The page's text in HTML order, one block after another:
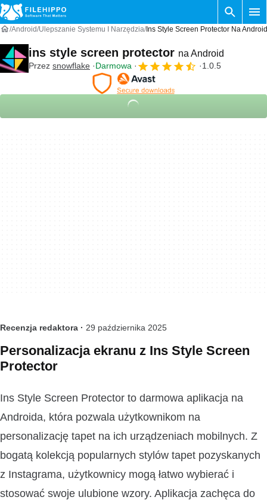
Android Ulepszanie Systemu I Narzędzia Ins Style Screen Protector Na Android
ins style screen protector na Android
Przez snowflake Darmowa 1.0.5
Recenzja redaktora · 29 października 2025
Personalizacja ekranu z Ins Style Screen
Protector
Ins Style Screen Protector to darmowa aplikacja na
Androida, która pozwala użytkownikom na
personalizację tapet na ich urządzeniach mobilnych. Z
bogatą kolekcją popularnych stylów tapet pozyskanych
z Instagrama, użytkownicy mogą łatwo wybierać i
stosować swoje ulubione wzory. Aplikacja zachęca do